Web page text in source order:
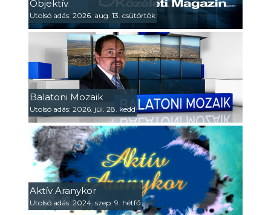
Objektív
Utolsó adás: 2026. aug. 13. csütörtök
Balatoni Mozaik
Utolsó adás: 2026. júl. 28. kedd
Aktív Aranykor
Utolsó adás: 2024. szep. 9. hétfő